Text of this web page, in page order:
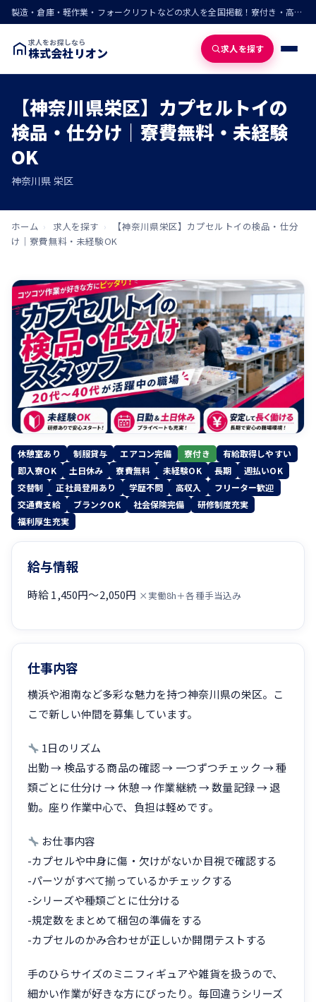
製造・倉庫・軽作業・フォークリフトなどの求人を全国掲載！寮付き・高収入・即入寮の仕事が見つかる
求人をお探しなら
株式会社リオン 求人を探す
【神奈川県栄区】カプセルトイの
検品・仕分け｜寮費無料・未経験
OK
神奈川県 栄区
ホーム › 求人を探す ›
【神奈川県栄区】カプセルトイの検品・仕分
け｜寮費無料・未経験OK
休憩室あり 制服貸与 エアコン完備 寮付き
有給取得しやすい
即入寮OK
土日休み 寮費無料 未経験OK 長期
週払いOK
交替制
正社員登用あり 学歴不問 高収入
フリーター歓迎
交通費支給
ブランクOK 社会保険完備
研修制度充実
福利厚生充実
給与情報
時給 1,450円〜2,050円 ×実働8h＋各種手当込み
仕事内容
横浜や湘南など多彩な魅力を持つ神奈川県の栄区。こ
こで新しい仲間を募集しています。
1日のリズム
出勤 → 検品する商品の確認 → 一つずつチェック → 種
類ごとに仕分け → 休憩 → 作業継続 → 数量記録 → 退
勤。座り作業中心で、負担は軽めです。
お仕事内容
-カプセルや中身に傷・欠けがないか目視で確認する
-パーツがすべて揃っているかチェックする
-シリーズや種類ごとに仕分ける
-規定数をまとめて梱包の準備をする
-カプセルのかみ合わせが正しいか開閉テストする
手のひらサイズのミニフィギュアや雑貨を扱うので、
細かい作業が好きな方にぴったり。毎回違うシリーズ